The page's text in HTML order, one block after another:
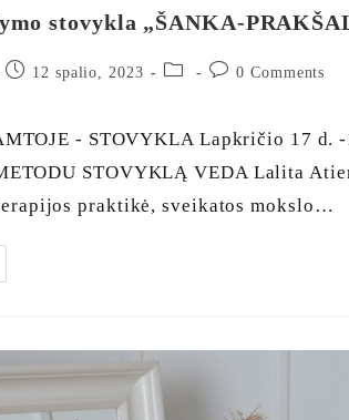
stovykla „ŠANKA-
12 spalio, 2023 0 Comments
- STOVYKLA Lapkričio 17 d.
STOVYKLĄ VEDA Lalita
praktikė, sveikatos mokslo…